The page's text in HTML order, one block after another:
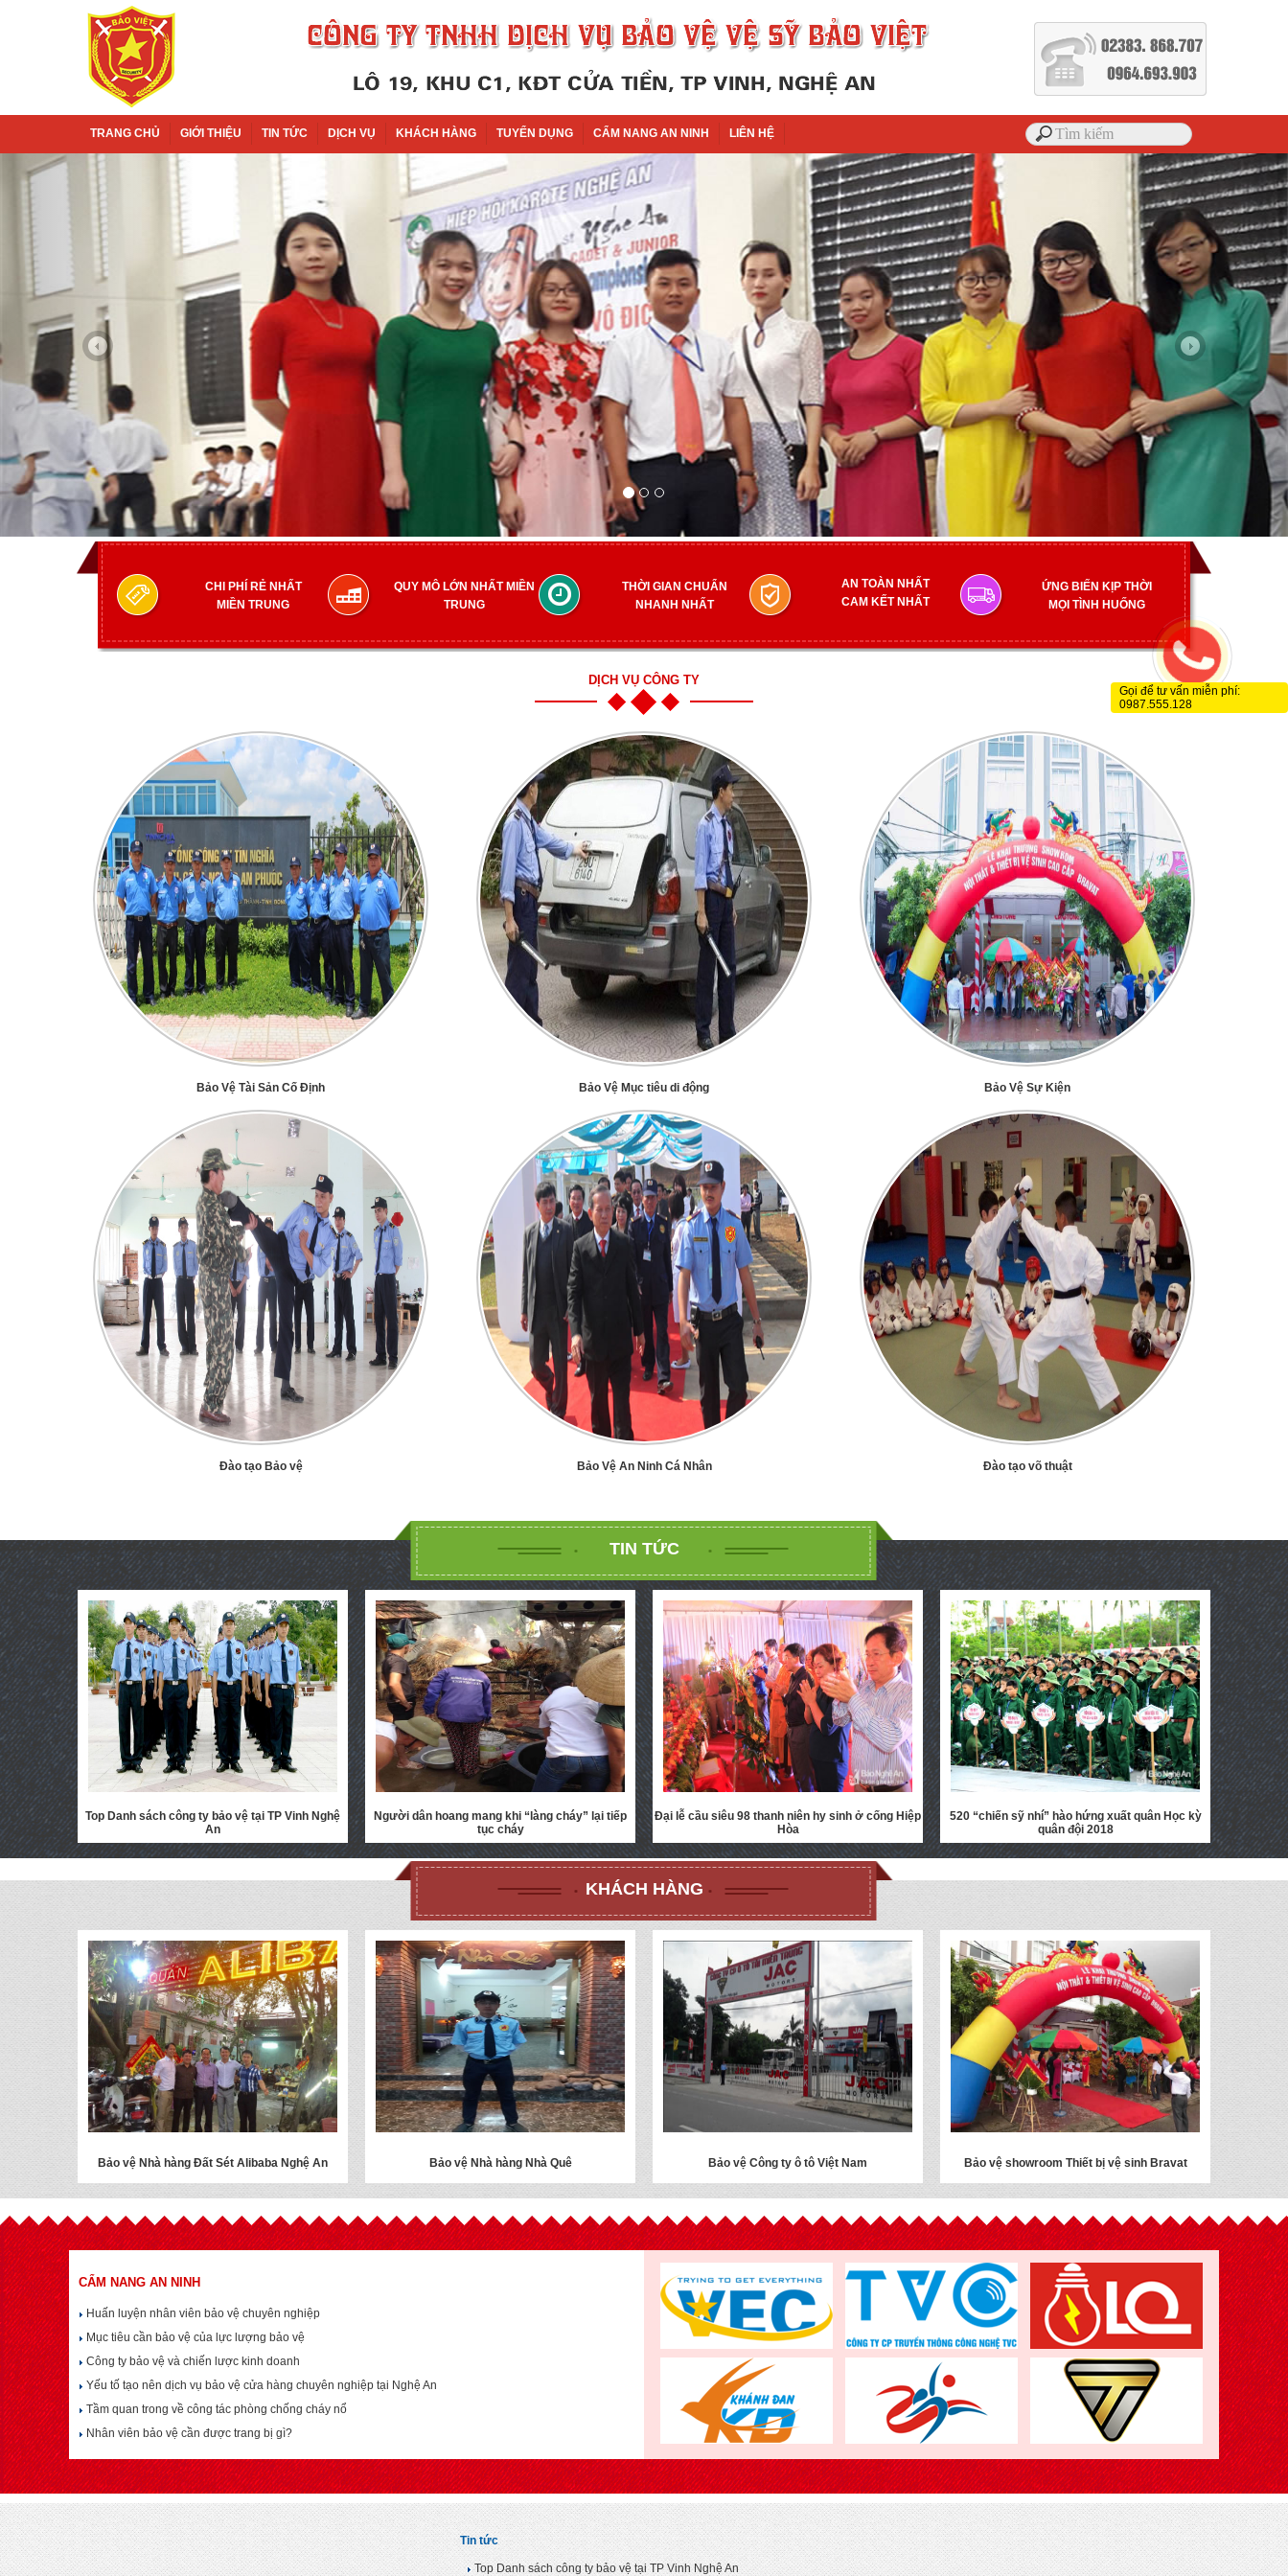
TRANG CHỦ GIỚI THIỆU TIN TỨC DỊCH VỤ KHÁCH HÀNG TUYỂN DỤNG CẨM NANG AN NINH LIÊN HỆ
CHI PHÍ RẺ NHẤT
MIỀN TRUNG
QUY MÔ LỚN NHẤT MIỀN
TRUNG
THỜI GIAN CHUẨN
NHANH NHẤT
AN TOÀN NHẤT
CAM KẾT NHẤT
ỨNG BIẾN KỊP THỜI
MỌI TÌNH HUỐNG
DỊCH VỤ CÔNG TY
Bảo Vệ Tài Sản Cố Định Bảo Vệ Mục tiêu di động Bảo Vệ Sự Kiện
Đào tạo Bảo vệ Bảo Vệ An Ninh Cá Nhân Đào tạo võ thuật
TIN TỨC
Top Danh sách công ty bảo vệ tại TP Vinh Nghệ
An
Người dân hoang mang khi “làng cháy” lại tiếp
tục cháy
Đại lễ cầu siêu 98 thanh niên hy sinh ở cống Hiệp
Hòa
520 “chiến sỹ nhí” hào hứng xuất quân Học kỳ
quân đội 2018
KHÁCH HÀNG
Bảo vệ Nhà hàng Đất Sét Alibaba Nghệ An Bảo vệ Nhà hàng Nhà Quê Bảo vệ Công ty ô tô Việt Nam Bảo vệ showroom Thiết bị vệ sinh Bravat
CẨM NANG AN NINH
Huấn luyện nhân viên bảo vệ chuyên nghiệp
Mục tiêu cần bảo vệ của lực lượng bảo vệ
Công ty bảo vệ và chiến lược kinh doanh
Yếu tố tạo nên dịch vụ bảo vệ cửa hàng chuyên nghiệp tại Nghệ An
Tầm quan trong về công tác phòng chống cháy nổ
Nhân viên bảo vệ cần được trang bị gì?
Tin tức
Top Danh sách công ty bảo vệ tại TP Vinh Nghệ An
Gọi để tư vấn miễn phí:
0987.555.128